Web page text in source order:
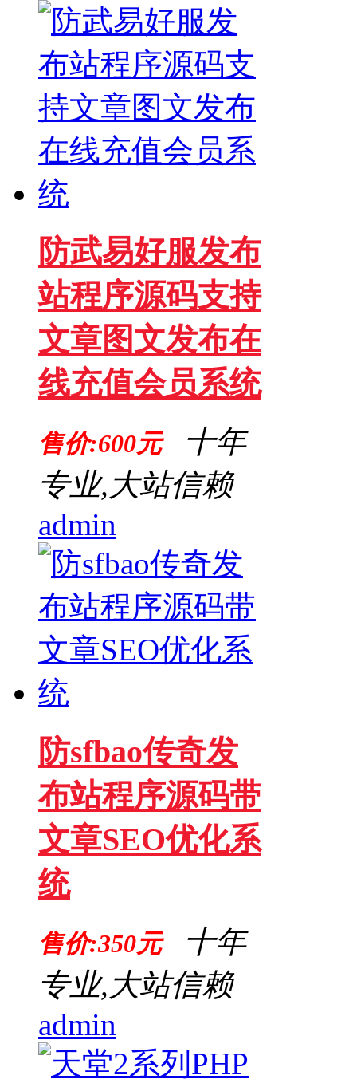
防武易好服发布
站程序源码支持
文章图文发布在
线充值会员系统
售价:600元
十年
专业,大站信赖
admin
防sfbao传奇发
布站程序源码带
文章SEO优化系
统
售价:350元
十年
专业,大站信赖
admin